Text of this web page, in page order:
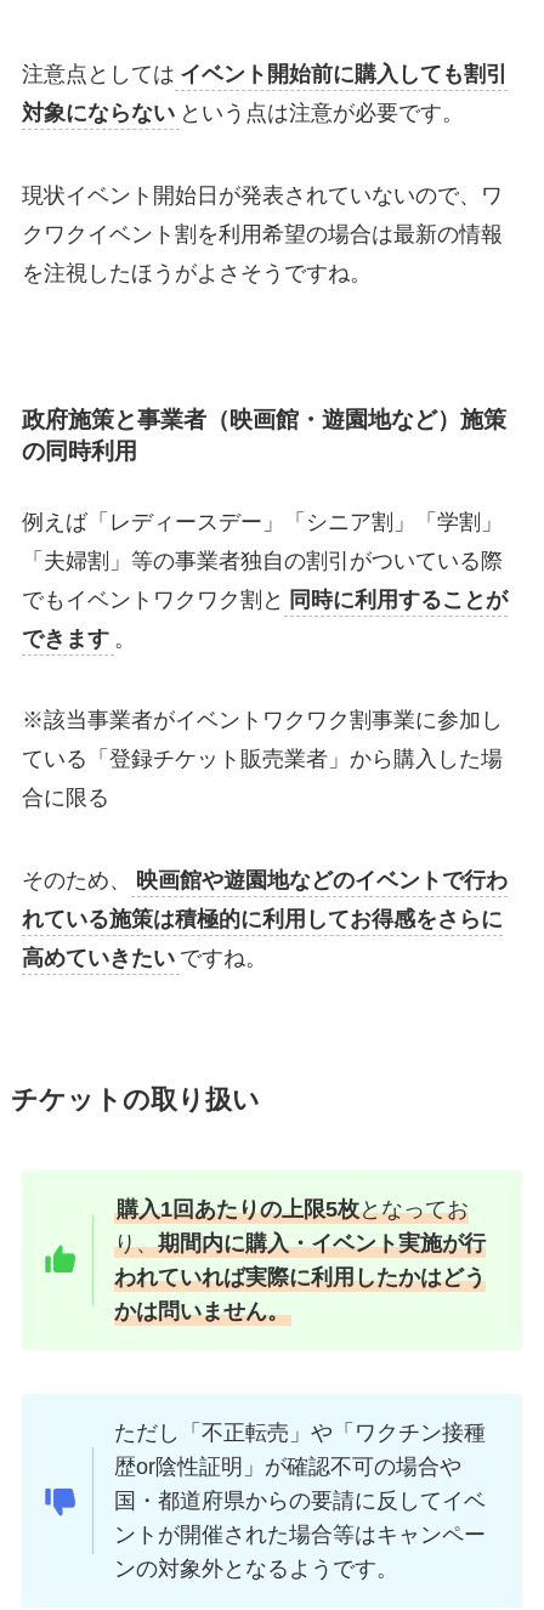
注意点としては イベント開始前に購入しても割引
対象にならない という点は注意が必要です。
現状イベント開始日が発表されていないので、ワ
クワクイベント割を利用希望の場合は最新の情報
を注視したほうがよさそうですね。
政府施策と事業者（映画館・遊園地など）施策
の同時利用
例えば「レディースデー」「シニア割」「学割」
「夫婦割」等の事業者独自の割引がついている際
でもイベントワクワク割と 同時に利用することが
できます 。
※該当事業者がイベントワクワク割事業に参加し
ている「登録チケット販売業者」から購入した場
合に限る
そのため、
映画館や遊園地などのイベントで行わ
れている施策は積極的に利用してお得感をさらに
高めていきたい ですね。
チケットの取り扱い
購入1回あたりの上限5枚となってお
り、期間内に購入・イベント実施が行
われていれば実際に利用したかはどう
かは問いません。
ただし「不正転売」や「ワクチン接種
歴or陰性証明」が確認不可の場合や
国・都道府県からの要請に反してイベ
ントが開催された場合等はキャンペー
ンの対象外となるようです。